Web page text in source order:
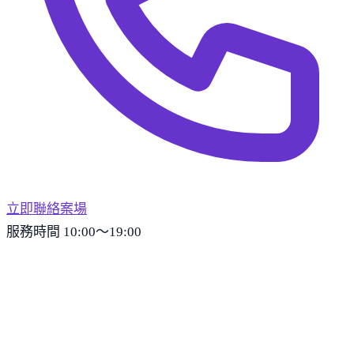
立即聯絡案場
服務時間 10:00～19:00